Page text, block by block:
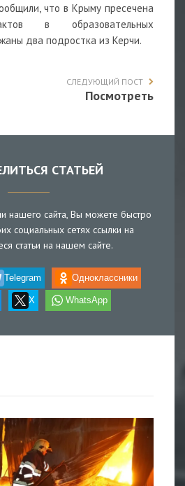
что в Крыму пресечена
в образовательных
два подростка из Керчи.
СЛЕДУЮЩИЙ ПОСТ
Посмотреть
СТАТЬЕЙ
нашего сайта, Вы можете быстро
социальных сетях ссылки на
статьи на нашем сайте.
Telegram Одноклассники
X WhatsApp